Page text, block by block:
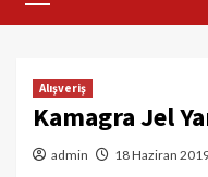
Alışveriş
Kamagra Jel
admin 18 Haziran